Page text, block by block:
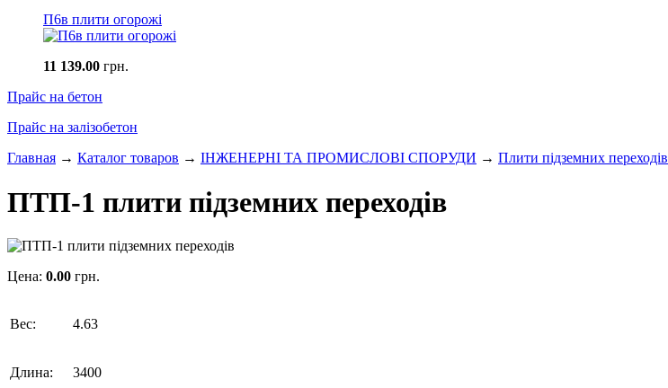
П6в плити огорожі
11 139.00 грн.
Прайс на бетон
Прайс на залізобетон
Главная → Каталог товаров → ІНЖЕНЕРНІ ТА ПРОМИСЛОВІ СПОРУДИ → Плити підземних переходів
ПТП-1 плити підземних переходів
Цена: 0.00 грн.
Вес: 4.63
Длина: 3400